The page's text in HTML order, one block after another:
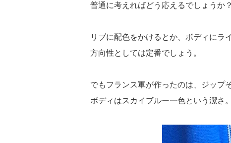
普通に考えればどう応えるでしょうか？
リブに配色をかけるとか、ボディにラ
方向性としては定番でしょう。
でもフランス軍が作ったのは、ジップ
ボディはスカイブルー一色という潔さ。